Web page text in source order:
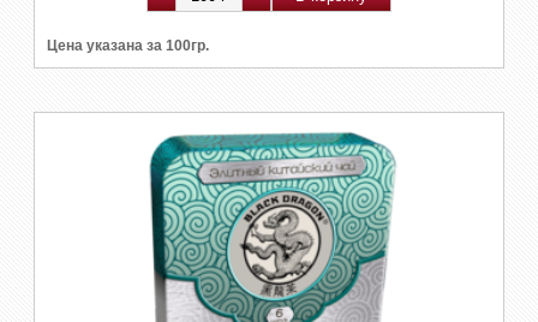
Цена указана за 100гр.